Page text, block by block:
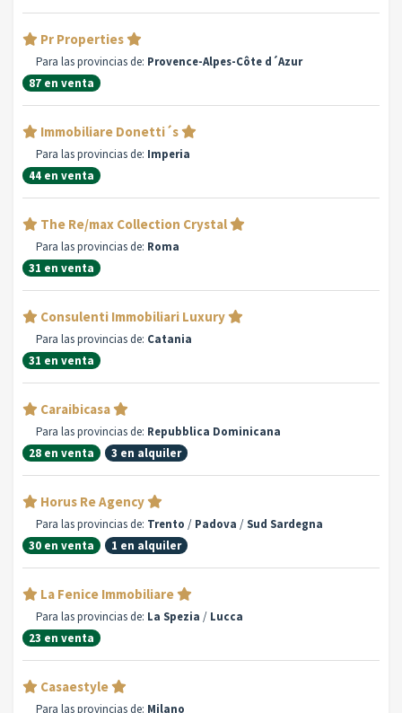
Pr Properties
Para las provincias de: Provence-Alpes-Côte d´Azur
87 en venta
Immobiliare Donetti´s
Para las provincias de: Imperia
44 en venta
The Re/max Collection Crystal
Para las provincias de: Roma
31 en venta
Consulenti Immobiliari Luxury
Para las provincias de: Catania
31 en venta
Caraibicasa
Para las provincias de: Repubblica Dominicana
28 en venta
3 en alquiler
Horus Re Agency
Para las provincias de: Trento / Padova / Sud Sardegna
30 en venta
1 en alquiler
La Fenice Immobiliare
Para las provincias de: La Spezia / Lucca
23 en venta
Casaestyle
Para las provincias de: Milano